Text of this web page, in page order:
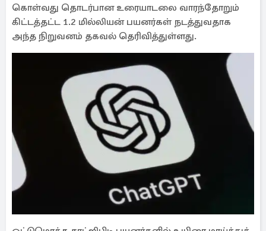
கொள்வது தொடர்பான உரையாடலை வாரந்தோறும்
கிட்டத்தட்ட 1.2 மில்லியன் பயனர்கள் நடத்துவதாக
அந்த நிறுவனம் தகவல் தெரிவித்துள்ளது.